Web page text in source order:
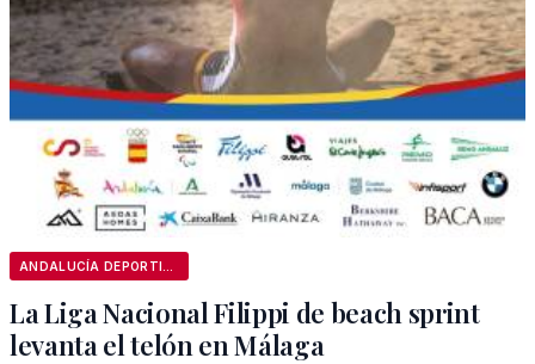
La Liga Nacional Filippi de beach sprint
levanta el telón en Málaga